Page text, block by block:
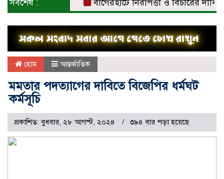
সর্বশেষ : বাগেরহাটে নিরাপত্তা ও বিচারের দাবিতে
হোম আন্তর্জাতিক
মমতার পদত্যাগের দাবিতে বিজেপির ধর্মঘট
কর্মসূচি
প্রকাশিত: বুধবার, ২৮ আগস্ট, ২০২৪ ৩৯৪ বার পড়া হয়েছে